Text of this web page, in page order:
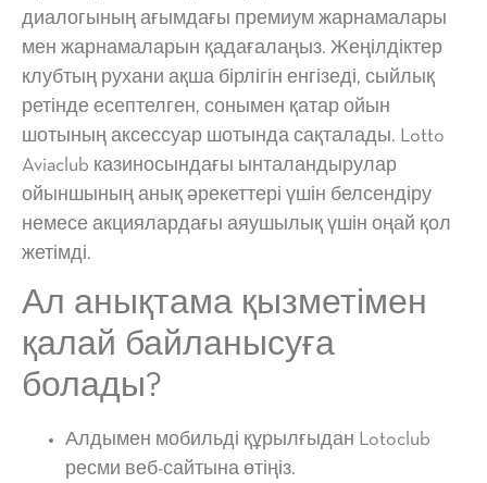
диалогының ағымдағы премиум жарнамалары
мен жарнамаларын қадағалаңыз. Жеңілдіктер
клубтың рухани ақша бірлігін енгізеді, сыйлық
ретінде есептелген, сонымен қатар ойын
шотының аксессуар шотында сақталады. Lotto
Aviaclub казиносындағы ынталандырулар
ойыншының анық әрекеттері үшін белсендіру
немесе акциялардағы аяушылық үшін оңай қол
жетімді.
Ал анықтама қызметімен
қалай байланысуға
болады?
Алдымен мобильді құрылғыдан Lotoclub
ресми веб-сайтына өтіңіз.